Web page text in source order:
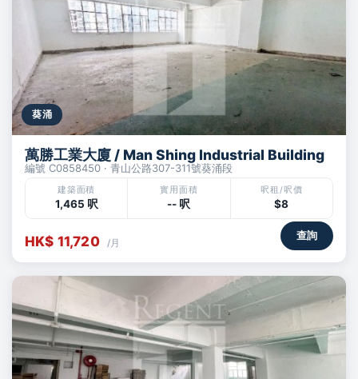
葵涌
萬勝工業大廈 / Man Shing Industrial Building
編號 C0858450 · 青山公路307-311號葵涌段
建築面積
1,465 呎
實用面積
-- 呎
呎租/呎價
$8
HK$ 11,720 /月
查詢